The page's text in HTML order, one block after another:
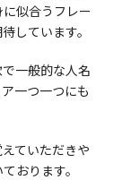
似合うフレー
しています。
一般的な人名
一つ一つにも
ていただきや
おります。